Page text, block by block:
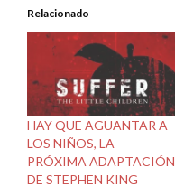
Relacionado
HAY QUE AGUANTAR A
LOS NIÑOS, LA
PRÓXIMA ADAPTACIÓN
DE STEPHEN KING